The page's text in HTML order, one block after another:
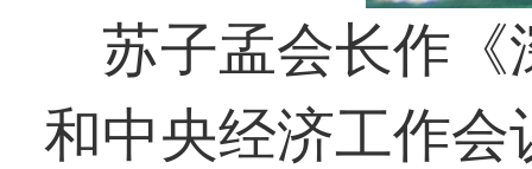
苏子孟会长作《
和中央经济工作